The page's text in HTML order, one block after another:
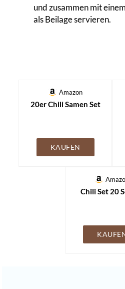
und zusammen mit
als Beilage servieren.
Amazon
20er Chili Samen Set
KAUFEN
Chili Set 20